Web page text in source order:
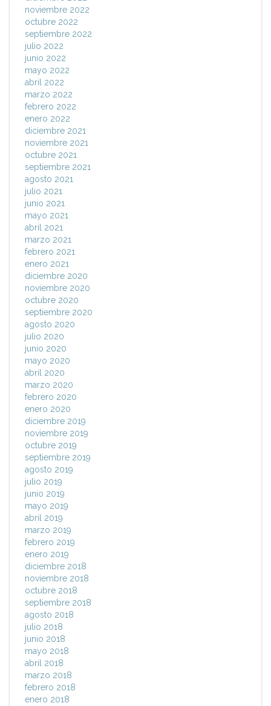
noviembre 2022
octubre 2022
septiembre 2022
julio 2022
junio 2022
mayo 2022
abril 2022
marzo 2022
febrero 2022
enero 2022
diciembre 2021
noviembre 2021
octubre 2021
septiembre 2021
agosto 2021
julio 2021
junio 2021
mayo 2021
abril 2021
marzo 2021
febrero 2021
enero 2021
diciembre 2020
noviembre 2020
octubre 2020
septiembre 2020
agosto 2020
julio 2020
junio 2020
mayo 2020
abril 2020
marzo 2020
febrero 2020
enero 2020
diciembre 2019
noviembre 2019
octubre 2019
septiembre 2019
agosto 2019
julio 2019
junio 2019
mayo 2019
abril 2019
marzo 2019
febrero 2019
enero 2019
diciembre 2018
noviembre 2018
octubre 2018
septiembre 2018
agosto 2018
julio 2018
junio 2018
mayo 2018
abril 2018
marzo 2018
febrero 2018
enero 2018